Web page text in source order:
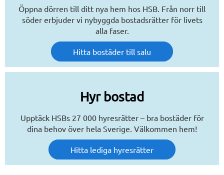
Öppna dörren till ditt nya hem hos HSB. Från norr till
söder erbjuder vi nybyggda bostadsrätter för livets
alla faser.
Hitta bostäder till salu
Hyr bostad
Upptäck HSBs 27 000 hyresrätter – bra bostäder för
dina behov över hela Sverige. Välkommen hem!
Hitta lediga hyresrätter